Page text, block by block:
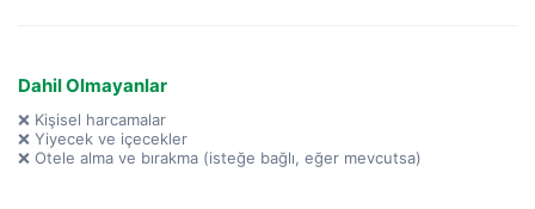
Dahil Olmayanlar
❌ Kişisel harcamalar
❌ Yiyecek ve içecekler
❌ Otele alma ve bırakma (isteğe bağlı, eğer mevcutsa)